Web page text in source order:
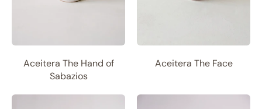
Aceitera The Hand of
Sabazios
Aceitera The Face